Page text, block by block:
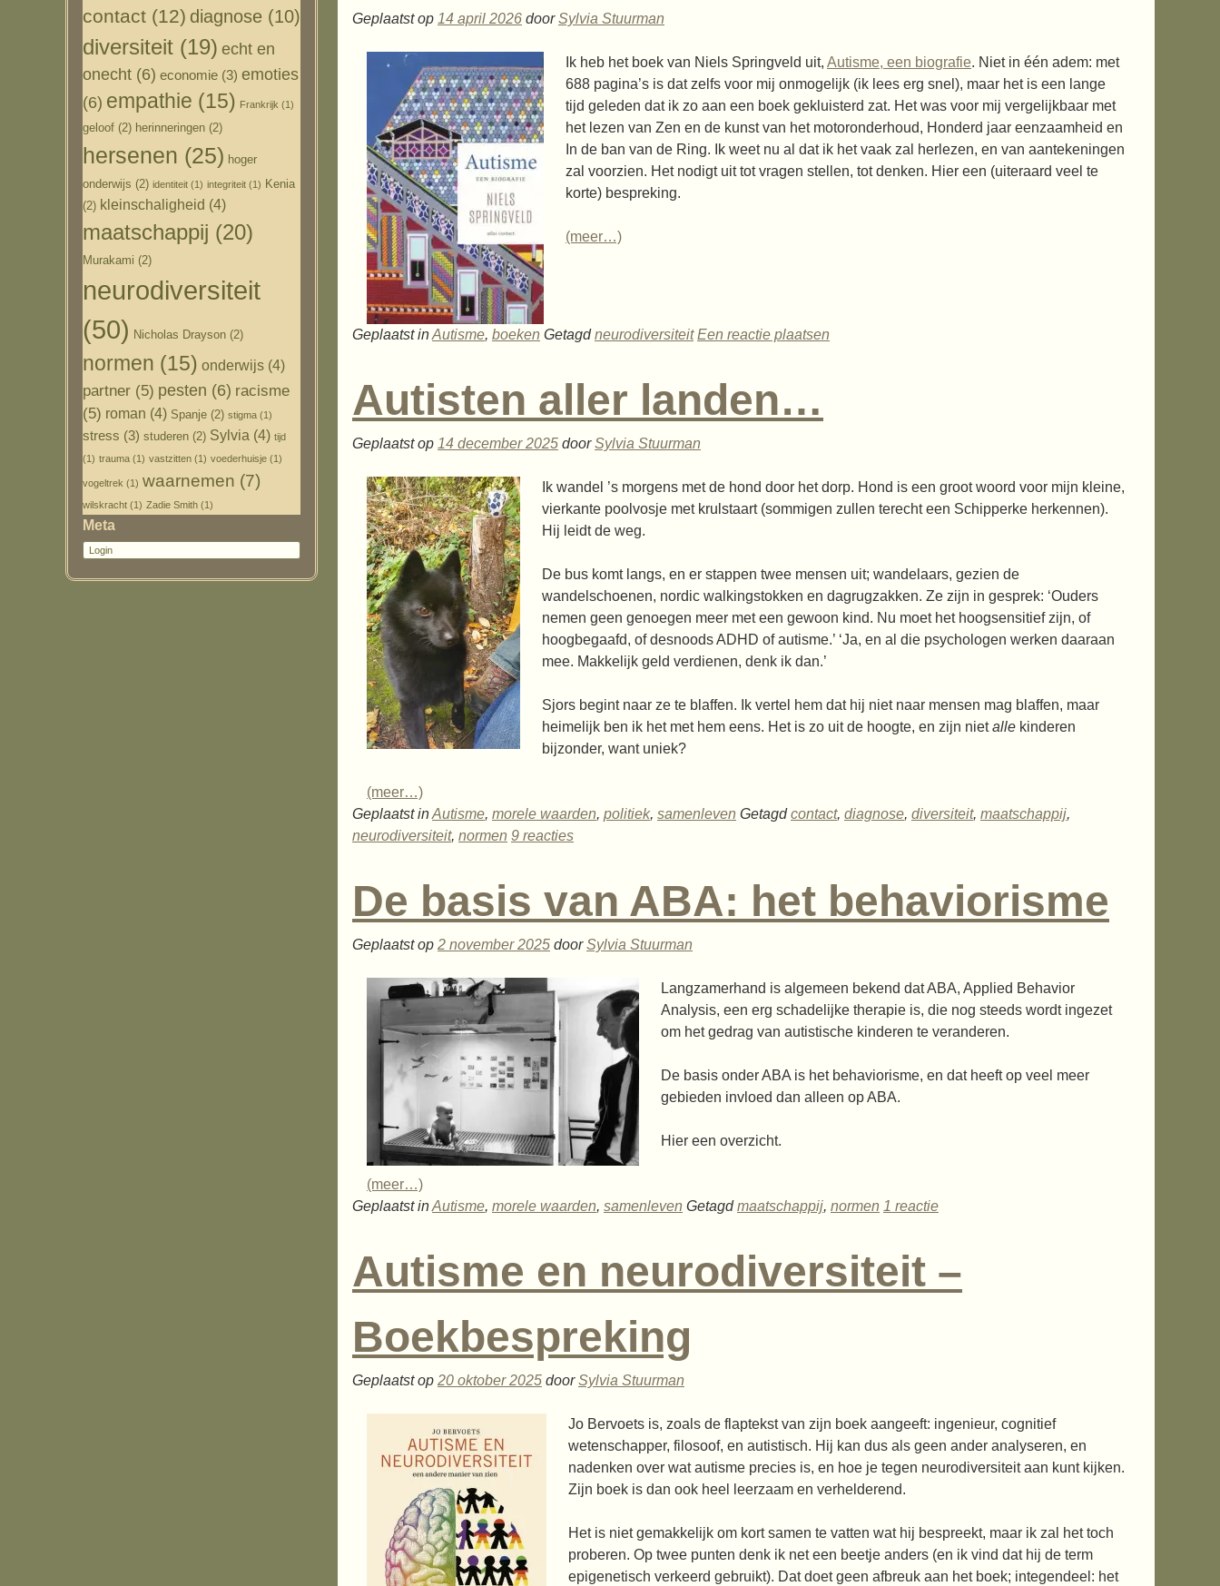
Geplaatst op 14 april 2026 doorSylvia Stuurman
Ik heb het boek van Niels Springveld uit, Autisme, een biografie. Niet in één adem: met
688 pagina’s is dat zelfs voor mij onmogelijk (ik lees erg snel), maar het is een lange
tijd geleden dat ik zo aan een boek gekluisterd zat. Het was voor mij vergelijkbaar met
het lezen van Zen en de kunst van het motoronderhoud, Honderd jaar eenzaamheid en
In de ban van de Ring. Ik weet nu al dat ik het vaak zal herlezen, en van aantekeningen
zal voorzien. Het nodigt uit tot vragen stellen, tot denken. Hier een (uiteraard veel te
korte) bespreking.
(meer…)
Geplaatst inAutisme, boeken Getagdneurodiversiteit Een reactie plaatsen
Autisten aller landen…
Geplaatst op 14 december 2025 doorSylvia Stuurman
Ik wandel ’s morgens met de hond door het dorp. Hond is een groot woord voor mijn kleine,
vierkante poolvosje met krulstaart (sommigen zullen terecht een Schipperke herkennen).
Hij leidt de weg.
De bus komt langs, en er stappen twee mensen uit; wandelaars, gezien de
wandelschoenen, nordic walkingstokken en dagrugzakken. Ze zijn in gesprek: ‘Ouders
nemen geen genoegen meer met een gewoon kind. Nu moet het hoogsensitief zijn, of
hoogbegaafd, of desnoods ADHD of autisme.’ ‘Ja, en al die psychologen werken daaraan
mee. Makkelijk geld verdienen, denk ik dan.’
Sjors begint naar ze te blaffen. Ik vertel hem dat hij niet naar mensen mag blaffen, maar
heimelijk ben ik het met hem eens. Het is zo uit de hoogte, en zijn nietalle kinderen
bijzonder, want uniek?
(meer…)
Geplaatst inAutisme, morele waarden, politiek, samenleven Getagdcontact, diagnose, diversiteit, maatschappij,
neurodiversiteit, normen 9 reacties
De basis van ABA: het behaviorisme
Geplaatst op 2 november 2025 doorSylvia Stuurman
Langzamerhand is algemeen bekend dat ABA, Applied Behavior
Analysis, een erg schadelijke therapie is, die nog steeds wordt ingezet
om het gedrag van autistische kinderen te veranderen.
De basis onder ABA is het behaviorisme, en dat heeft op veel meer
gebieden invloed dan alleen op ABA.
Hier een overzicht.
(meer…)
Geplaatst inAutisme, morele waarden, samenleven Getagdmaatschappij, normen 1 reactie
Autisme en neurodiversiteit –
Boekbespreking
Geplaatst op 20 oktober 2025 doorSylvia Stuurman
Jo Bervoets is, zoals de flaptekst van zijn boek aangeeft: ingenieur, cognitief
wetenschapper, filosoof, en autistisch. Hij kan dus als geen ander analyseren, en
nadenken over wat autisme precies is, en hoe je tegen neurodiversiteit aan kunt kijken.
Zijn boek is dan ook heel leerzaam en verhelderend.
Het is niet gemakkelijk om kort samen te vatten wat hij bespreekt, maar ik zal het toch
proberen. Op twee punten denk ik net een beetje anders (en ik vind dat hij de term
epigenetisch verkeerd gebruikt). Dat doet geen afbreuk aan het boek; integendeel: het
contact (12) diagnose (10)
diversiteit (19) echt en
onecht (6) economie (3) emoties
(6) empathie (15) Frankrijk (1)
geloof (2) herinneringen (2)
hersenen (25) hoger
onderwijs (2) identiteit (1) integriteit (1) Kenia
(2) kleinschaligheid (4)
maatschappij (20)
Murakami (2)
neurodiversiteit
(50) Nicholas Drayson (2)
normen (15) onderwijs (4)
partner (5) pesten (6) racisme
(5) roman (4) Spanje (2) stigma (1)
stress (3) studeren (2) Sylvia (4) tijd
(1) trauma (1) vastzitten (1) voederhuisje (1)
vogeltrek (1) waarnemen (7)
wilskracht (1) Zadie Smith (1)
Meta
Login